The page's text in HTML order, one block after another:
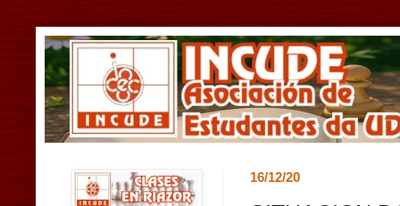
16/12/20